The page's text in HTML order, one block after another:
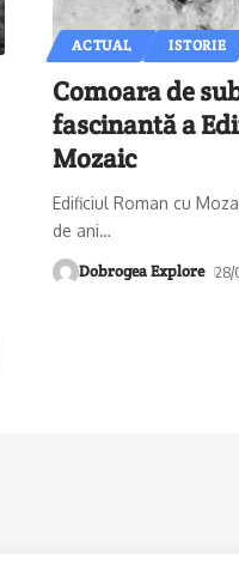
ACTUAL ISTORIE
Comoara de
fascinantă a
Mozaic
Edificiul Roman cu
de ani…
Dobrogea Explore 28/